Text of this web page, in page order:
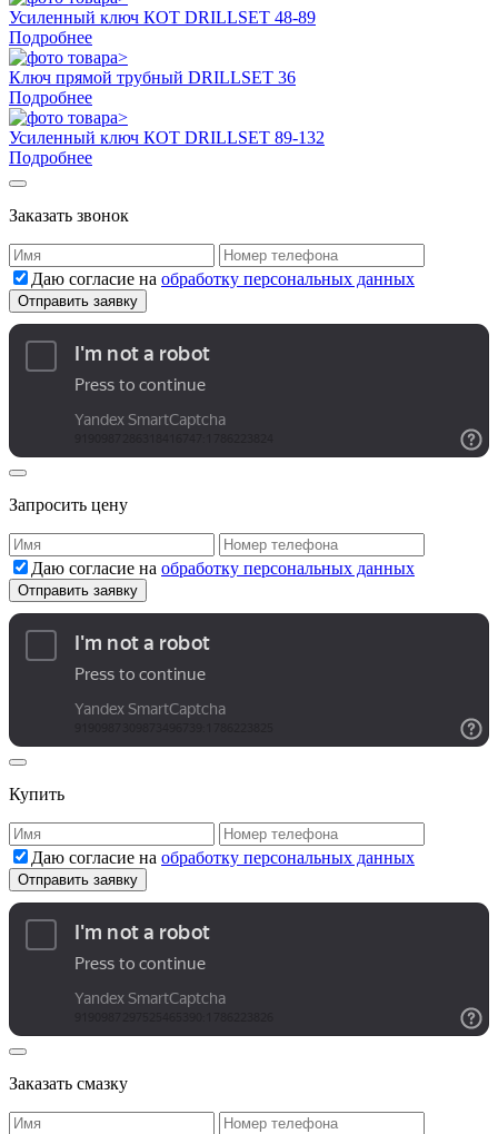
Усиленный ключ КОТ DRILLSET 48-89
Подробнее
Ключ прямой трубный DRILLSET 36
Подробнее
Усиленный ключ КОТ DRILLSET 89-132
Подробнее
Заказать звонок
Даю согласие на обработку персональных данных
Запросить цену
Даю согласие на обработку персональных данных
Купить
Даю согласие на обработку персональных данных
Заказать смазку